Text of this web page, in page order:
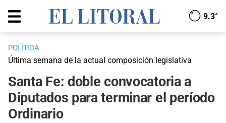
9.3°
POLÍTICA
Última semana de la actual composición legislativa
Santa Fe: doble convocatoria a
Diputados para terminar el período
Ordinario